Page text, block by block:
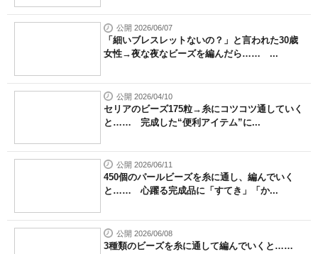
公開 2026/06/07
「細いブレスレットないの？」と言われた30歳
女性→夜な夜なビーズを編んだら…… ...
公開 2026/04/10
セリアのビーズ175粒→糸にコツコツ通していく
と…… 完成した“便利アイテム”に...
公開 2026/06/11
450個のパールビーズを糸に通し、編んでいく
と…… 心躍る完成品に「すてき」「か...
公開 2026/06/08
3種類のビーズを糸に通して編んでいくと……